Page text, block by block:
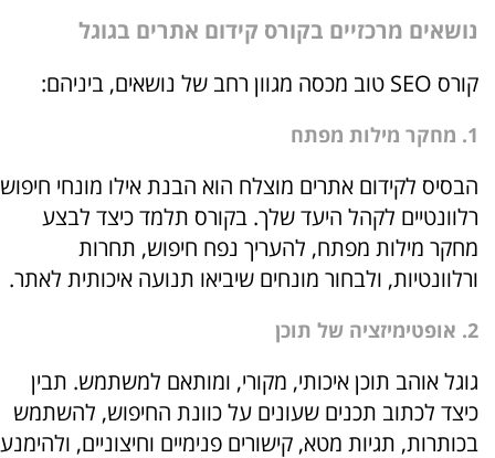
נושאים מרכזיים בקורס קידום אתרים בגוגל
קורס SEO טוב מכסה מגוון רחב של נושאים, ביניהם:
1. מחקר מילות מפתח
הבסיס לקידום אתרים מוצלח הוא הבנת אילו מונחי חיפוש
רלוונטיים לקהל היעד שלך. בקורס תלמד כיצד לבצע
מחקר מילות מפתח, להעריך נפח חיפוש, תחרות
ורלוונטיות, ולבחור מונחים שיביאו תנועה איכותית לאתר.
2. אופטימיזציה של תוכן
גוגל אוהב תוכן איכותי, מקורי, ומותאם למשתמש. תבין
כיצד לכתוב תכנים שעונים על כוונת החיפוש, להשתמש
בכותרות, תגיות מטא, קישורים פנימיים וחיצוניים, ולהימנע